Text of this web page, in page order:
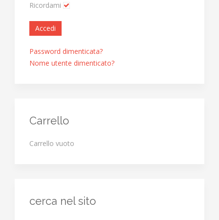
Ricordami
Accedi
Password dimenticata?
Nome utente dimenticato?
Carrello
Carrello vuoto
cerca nel sito